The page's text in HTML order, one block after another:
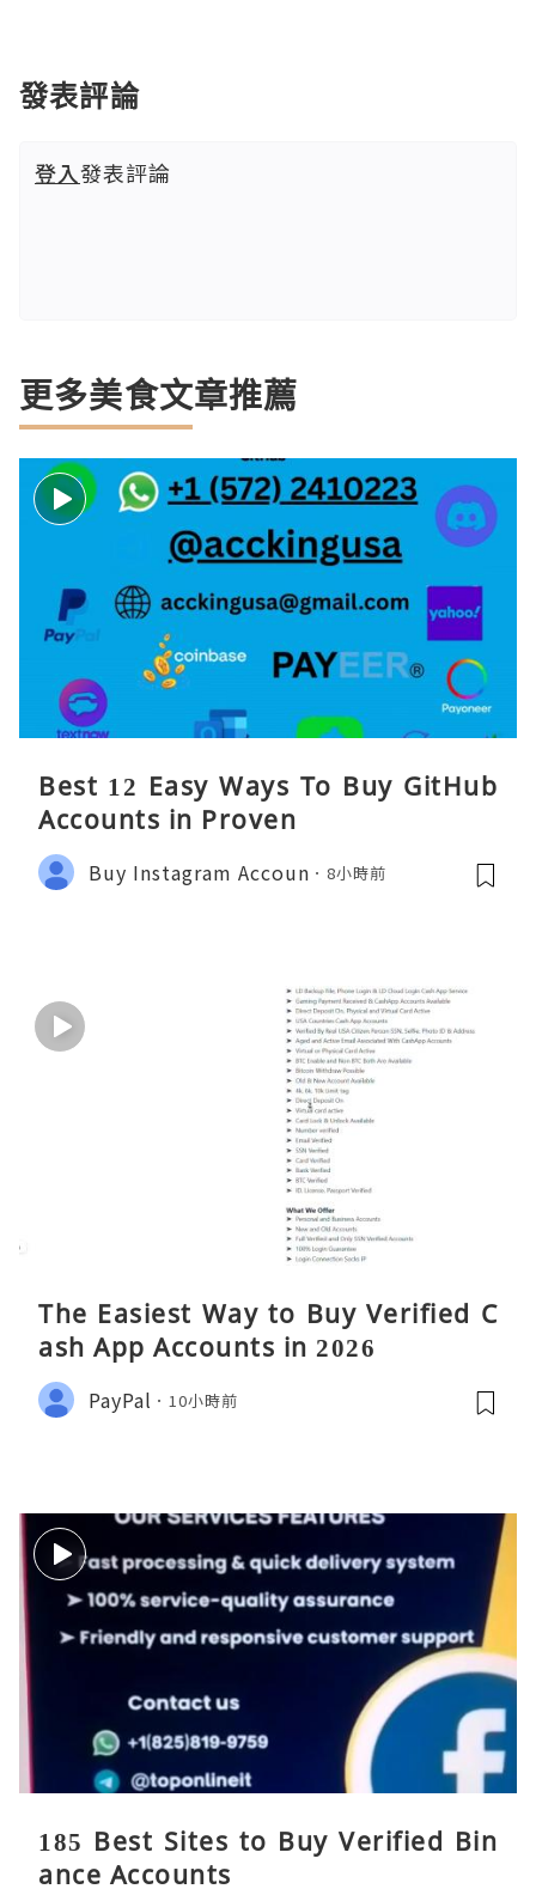
發表評論
登入發表評論
更多美食文章推薦
Best 12 Easy Ways To Buy GitHub
Accounts in Proven
Buy Instagram Accoun 8小時前
The Easiest Way to Buy Verified C
ash App Accounts in 2026
PayPal 10小時前
185 Best Sites to Buy Verified Bin
ance Accounts